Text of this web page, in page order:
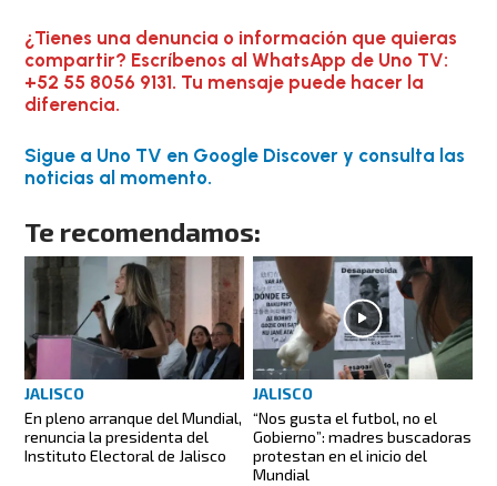
¿Tienes una denuncia o información que quieras
compartir? Escríbenos al WhatsApp de Uno TV:
+52 55 8056 9131. Tu mensaje puede hacer la
diferencia.
Sigue a Uno TV en Google Discover y consulta las
noticias al momento.
Te recomendamos:
JALISCO
En pleno arranque del Mundial,
renuncia la presidenta del
Instituto Electoral de Jalisco
JALISCO
“Nos gusta el futbol, no el
Gobierno”: madres buscadoras
protestan en el inicio del
Mundial